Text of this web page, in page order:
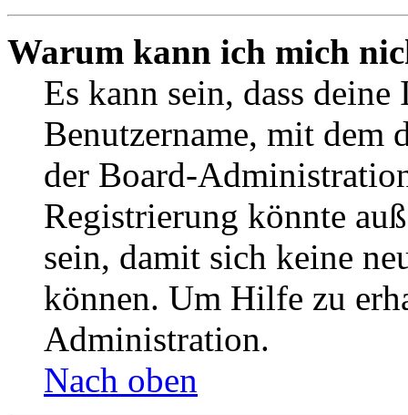
Warum kann ich mich
Es kann sein, dass
Benutzername, mit dem
der Board-
Registrierung könnte
sein, damit sich keine
können. Um Hilfe zu
Administration.
Nach oben